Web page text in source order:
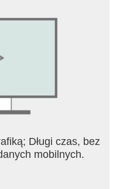
Długi czas, bez
mobilnych.